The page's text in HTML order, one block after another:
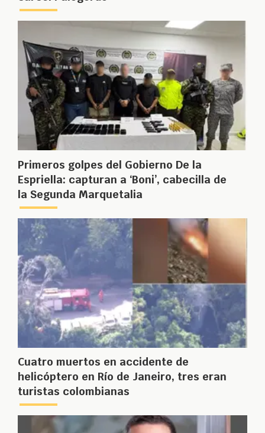
Primeros golpes del Gobierno De la
Espriella: capturan a ‘Boni’, cabecilla de
la Segunda Marquetalia
Cuatro muertos en accidente de
helicóptero en Río de Janeiro, tres eran
turistas colombianas